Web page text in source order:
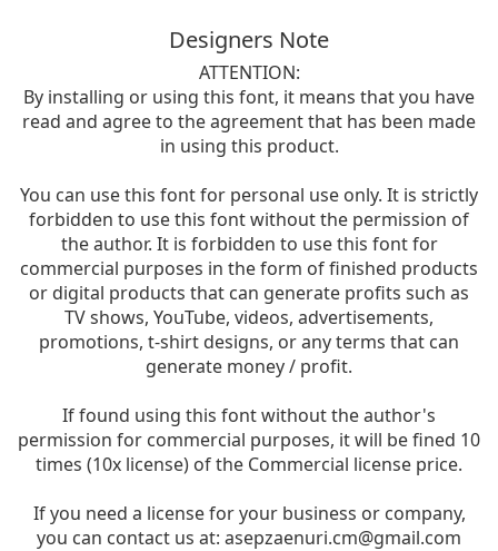
Designers Note
ATTENTION:
By installing or using this font, it means that you have
read and agree to the agreement that has been made
in using this product.
You can use this font for personal use only. It is strictly
forbidden to use this font without the permission of
the author. It is forbidden to use this font for
commercial purposes in the form of finished products
or digital products that can generate profits such as
TV shows, YouTube, videos, advertisements,
promotions, t-shirt designs, or any terms that can
generate money / profit.
If found using this font without the author's
permission for commercial purposes, it will be fined 10
times (10x license) of the Commercial license price.
If you need a license for your business or company,
you can contact us at: asepzaenuri.cm@gmail.com